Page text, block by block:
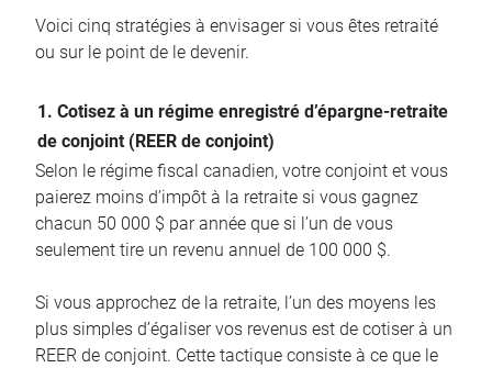
Voici cinq stratégies à envisager si vous êtes retraité
ou sur le point de le devenir.
1. Cotisez à un régime enregistré d’épargne-retraite
de conjoint (REER de conjoint)
Selon le régime fiscal canadien, votre conjoint et vous
paierez moins d’impôt à la retraite si vous gagnez
chacun 50 000 $ par année que si l’un de vous
seulement tire un revenu annuel de 100 000 $.
Si vous approchez de la retraite, l’un des moyens les
plus simples d’égaliser vos revenus est de cotiser à un
REER de conjoint. Cette tactique consiste à ce que le